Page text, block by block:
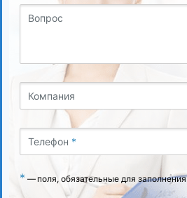
Вопрос
Компания
Телефон *
* —поля, обязательные для заполнения